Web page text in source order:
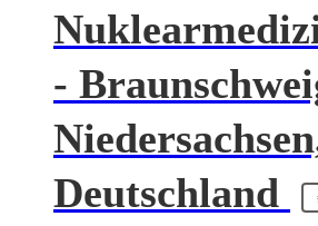
-
Deutschland